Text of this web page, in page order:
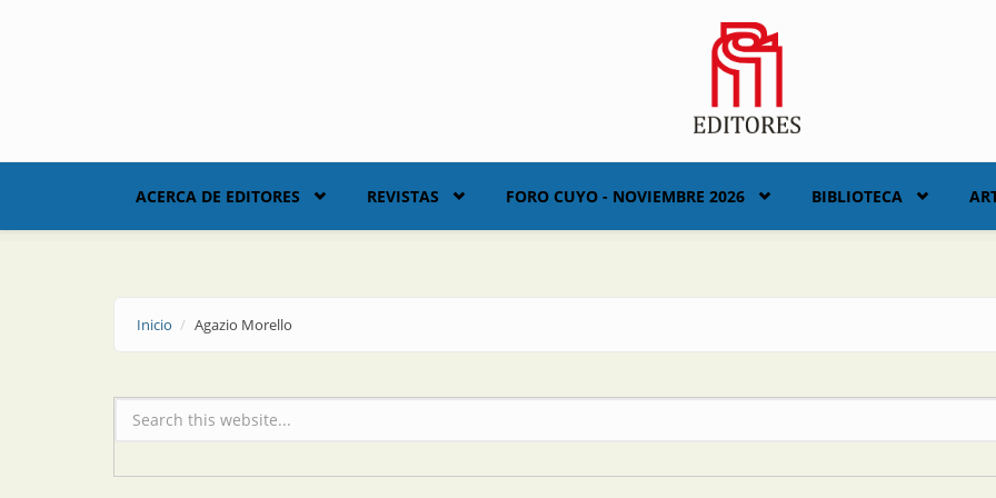
ACERCA DE EDITORES REVISTAS FORO CUYO - NOVIEMBRE 2026 BIBLIOTECA
Inicio Agazio Morello
Formulario de búsqueda